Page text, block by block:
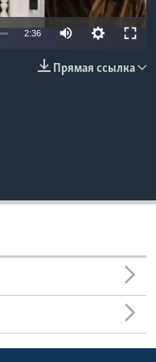
2:36
Прямая ссылка